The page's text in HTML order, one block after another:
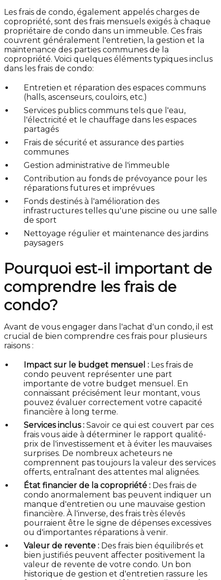
Les frais de condo, également appelés charges de
copropriété, sont des frais mensuels exigés à chaque
propriétaire de condo dans un immeuble. Ces frais
couvrent généralement l'entretien, la gestion et la
maintenance des parties communes de la
copropriété. Voici quelques éléments typiques inclus
dans les frais de condo:
Entretien et réparation des espaces communs
(halls, ascenseurs, couloirs, etc.)
Services publics communs tels que l'eau,
l'électricité et le chauffage dans les espaces
partagés
Frais de sécurité et assurance des parties
communes
Gestion administrative de l'immeuble
Contribution au fonds de prévoyance pour les
réparations futures et imprévues
Fonds destinés à l'amélioration des
infrastructures telles qu'une piscine ou une salle
de sport
Nettoyage régulier et maintenance des jardins
paysagers
Pourquoi est-il important de
comprendre les frais de
condo?
Avant de vous engager dans l'achat d'un condo, il est
crucial de bien comprendre ces frais pour plusieurs
raisons :
Impact sur le budget mensuel : Les frais de
condo peuvent représenter une part
importante de votre budget mensuel. En
connaissant précisément leur montant, vous
pouvez évaluer correctement votre capacité
financière à long terme.
Services inclus : Savoir ce qui est couvert par ces
frais vous aide à déterminer le rapport qualité-
prix de l'investissement et à éviter les mauvaises
surprises. De nombreux acheteurs ne
comprennent pas toujours la valeur des services
offerts, entraînant des attentes mal alignées.
État financier de la copropriété : Des frais de
condo anormalement bas peuvent indiquer un
manque d'entretien ou une mauvaise gestion
financière. À l'inverse, des frais très élevés
pourraient être le signe de dépenses excessives
ou d'importantes réparations à venir.
Valeur de revente : Des frais bien équilibrés et
bien justifiés peuvent affecter positivement la
valeur de revente de votre condo. Un bon
historique de gestion et d'entretien rassure les